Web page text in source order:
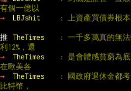
有個一億以
→
LBJshit : 上資產買債券根
推 TheTimes
: 一千多萬真的無
利12%，還
→
TheTimes
: 是會體感貧窮為
在歐美各
→
TheTimes
: 國政府退休金都考
比特幣，